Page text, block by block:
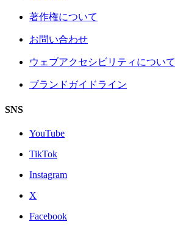
著作権について
お問い合わせ
ウェブアクセシビリティについて
ブランドガイドライン
SNS
YouTube
TikTok
Instagram
X
Facebook